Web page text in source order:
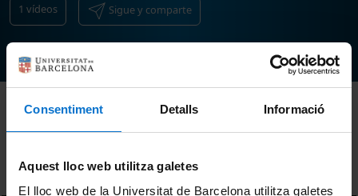
Consentiment Detalls Informació
Aquest lloc web utilitza galetes
El lloc web de la Universitat de Barcelona utilitza galetes
1 vídeos Sigue y comparte
Ordenar